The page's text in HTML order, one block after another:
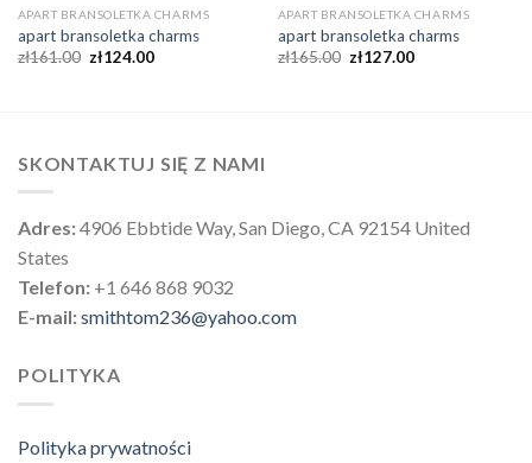
APART BRANSOLETKA CHARMS
apart bransoletka charms
zł161.00 zł124.00
APART BRANSOLETKA CHARMS
apart bransoletka charms
zł165.00 zł127.00
SKONTAKTUJ SIĘ Z NAMI
Adres:4906 Ebbtide Way, San Diego, CA 92154 United
States
Telefon: +1 646 868 9032
E-mail:smithtom236@yahoo.com
POLITYKA
Polityka prywatności